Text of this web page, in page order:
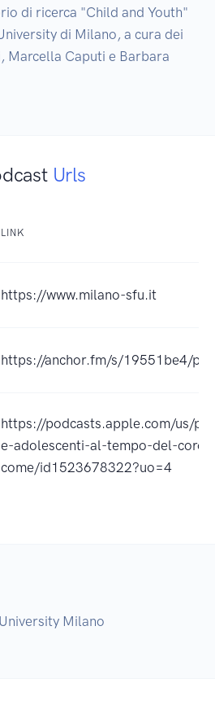
di ricerca "Child and Youth"
di Milano, a cura dei
Marcella Caputi e Barbara
Urls
LINK
https://www.milano-sfu.it
https://anchor.fm/s/19551be4/
https://podcasts.apple.com/us/
e-adolescenti-al-tempo-del-
come/id1523678322?uo=4
Milano